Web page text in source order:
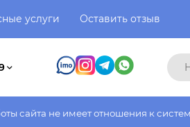
услуги Оставить отзыв
отношения к системе работы